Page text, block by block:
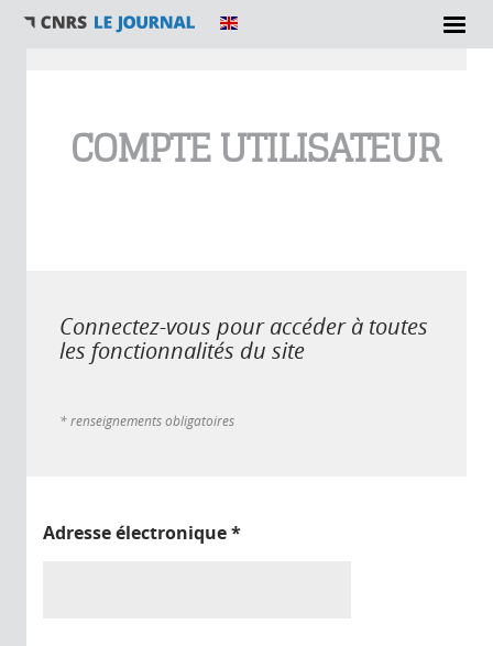
COMPTE UTILISATEUR
Connectez-vous pour accéder à toutes
les fonctionnalités du site
* renseignements obligatoires
Adresse électronique*